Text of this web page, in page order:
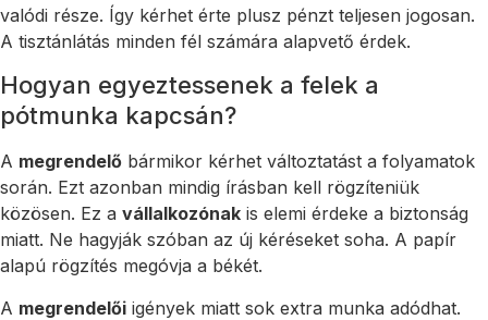
valódi része. Így kérhet érte plusz pénzt teljesen jogosan.
A tisztánlátás minden fél számára alapvető érdek.
Hogyan egyeztessenek a felek a
pótmunka kapcsán?
A megrendelő bármikor kérhet változtatást a folyamatok
során. Ezt azonban mindig írásban kell rögzíteniük
közösen. Ez a vállalkozónak is elemi érdeke a biztonság
miatt. Ne hagyják szóban az új kéréseket soha. A papír
alapú rögzítés megóvja a békét.
A megrendelői igények miatt sok extra munka adódhat.